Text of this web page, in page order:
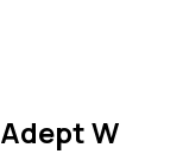
Adept W